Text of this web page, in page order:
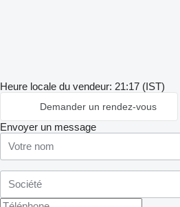
Heure locale du vendeur: 21:17 (IST)
Demander un rendez-vous
Envoyer un message